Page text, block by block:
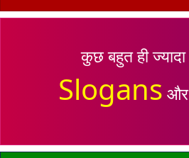
कुछ बहुत ही ज्यादा
Slogans और